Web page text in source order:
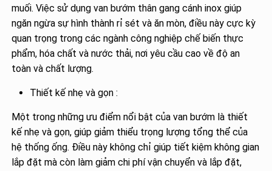
muối. Việc sử dụng van bướm thân gang cánh inox giúp
ngăn ngừa sự hình thành rỉ sét và ăn mòn, điều này cực kỳ
quan trọng trong các ngành công nghiệp chế biến thực
phẩm, hóa chất và nước thải, nơi yêu cầu cao về độ an
toàn và chất lượng.
Thiết kế nhẹ và gọn :
Một trong những ưu điểm nổi bật của van bướm là thiết
kế nhẹ và gọn, giúp giảm thiểu trọng lượng tổng thể của
hệ thống ống. Điều này không chỉ giúp tiết kiệm không gian
lắp đặt mà còn làm giảm chi phí vận chuyển và lắp đặt,